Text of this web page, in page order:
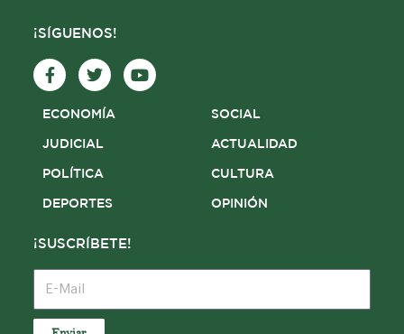
¡SÍGUENOS!
F
a
c
e
o
k
-
f
T
w
i
t
e
Y
o
u
ECONOMÍA
JUDICIAL
POLÍTICA
DEPORTES
SOCIAL
ACTUALIDAD
CULTURA
OPINIÓN
¡SUSCRÍBETE!
Mail